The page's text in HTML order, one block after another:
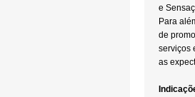
e
Para
de
serviços
as